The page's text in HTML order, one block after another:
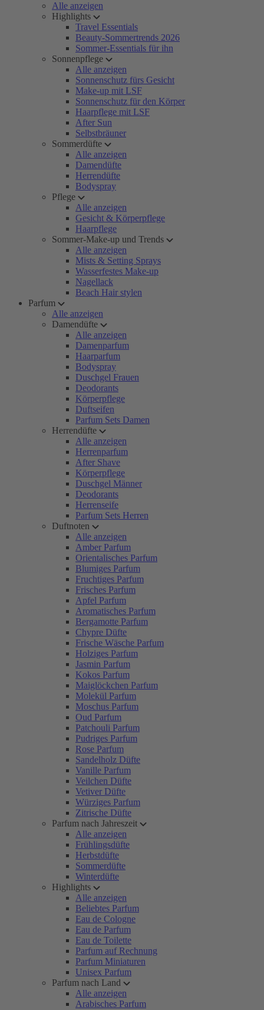
Alle anzeigen
Highlights
Travel Essentials
Beauty-Sommertrends 2026
Sommer-Essentials für ihn
Sonnenpflege
Alle anzeigen
Sonnenschutz fürs Gesicht
Make-up mit LSF
Sonnenschutz für den Körper
Haarpflege mit LSF
After Sun
Selbstbräuner
Sommerdüfte
Alle anzeigen
Damendüfte
Herrendüfte
Bodyspray
Pflege
Alle anzeigen
Gesicht & Körperpflege
Haarpflege
Sommer-Make-up und Trends
Alle anzeigen
Mists & Setting Sprays
Wasserfestes Make-up
Nagellack
Beach Hair stylen
Parfum
Alle anzeigen
Damendüfte
Alle anzeigen
Damenparfum
Haarparfum
Bodyspray
Duschgel Frauen
Deodorants
Körperpflege
Duftseifen
Parfum Sets Damen
Herrendüfte
Alle anzeigen
Herrenparfum
After Shave
Körperpflege
Duschgel Männer
Deodorants
Herrenseife
Parfum Sets Herren
Duftnoten
Alle anzeigen
Amber Parfum
Orientalisches Parfum
Blumiges Parfum
Fruchtiges Parfum
Frisches Parfum
Apfel Parfum
Aromatisches Parfum
Bergamotte Parfum
Chypre Düfte
Frische Wäsche Parfum
Holziges Parfum
Jasmin Parfum
Kokos Parfum
Maiglöckchen Parfum
Molekül Parfum
Moschus Parfum
Oud Parfum
Patchouli Parfum
Pudriges Parfum
Rose Parfum
Sandelholz Düfte
Vanille Parfum
Veilchen Düfte
Vetiver Düfte
Würziges Parfum
Zitrische Düfte
Parfum nach Jahreszeit
Alle anzeigen
Frühlingsdüfte
Herbstdüfte
Sommerdüfte
Winterdüfte
Highlights
Alle anzeigen
Beliebtes Parfum
Eau de Cologne
Eau de Parfum
Eau de Toilette
Parfum auf Rechnung
Parfum Miniaturen
Unisex Parfum
Parfum nach Land
Alle anzeigen
Arabisches Parfum